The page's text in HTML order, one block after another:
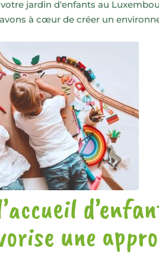
jardin d'enfants au
à cœur de créer un
une